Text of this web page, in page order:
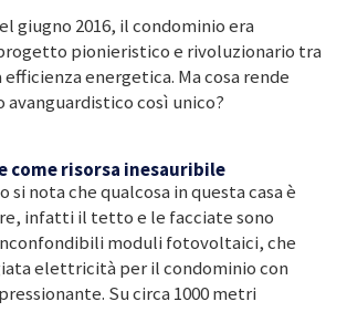
giugno 2016, il condominio era
pionieristico e rivoluzionario tra
energetica. Ma cosa rende
così unico?
come risorsa inesauribile
si nota che qualcosa in questa casa è
infatti il tetto e le facciate sono
moduli fotovoltaici, che
elettricità per il condominio con
Su circa 1000 metri